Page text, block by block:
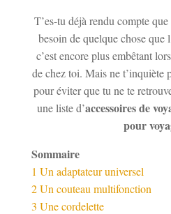
T’es-tu déjà rendu compte que
besoin de quelque chose que
c’est encore plus embêtant
de chez toi. Mais ne t’inquiète
pour éviter que tu ne te
une liste d’accessoires de
pour
Sommaire
1 Un adaptateur universel
2 Un couteau multifonction
3 Une cordelette